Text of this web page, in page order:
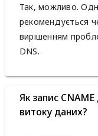
Так, можливо.
рекомендується
вирішенням
DNS.
Як запис
витоку даних?